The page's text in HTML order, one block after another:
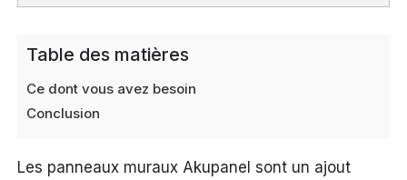
Table des matières
Ce dont vous avez besoin
Conclusion
Les panneaux muraux Akupanel sont un ajout